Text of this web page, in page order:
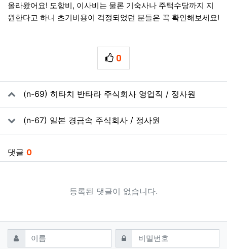
올라왔어요! 도항비, 이사비는 물론 기숙사나 주택수당까지 지
원한다고 하니 초기비용이 걱정되었던 분들은 꼭 확인해보세요!
0
추천
관련자료
(n-69) 히타치 반타라 주식회사 영업직 / 정사원
(n-67) 일본 경금속 주식회사 / 정사원
댓글 0
등록된 댓글이 없습니다.
댓글쓰기
이름 필수 비밀번호필수